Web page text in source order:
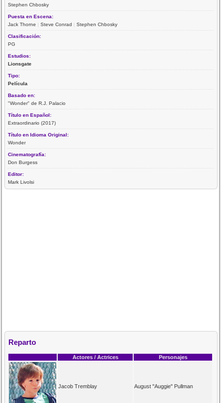
Stephen Chbosky
Puesta en Escena:
Jack Thorne |Steve Conrad |Stephen Chbosky
Clasificación:
PG
Estudios:
Lionsgate
Tipo:
Película
Basado en:
"Wonder" de R.J. Palacio
Título en Español:
Extraordinario (2017)
Título en Idioma Original:
Wonder
Cinematografía:
Don Burgess
Editor:
Mark Livolsi
Reparto
Actores / Actrices Personajes
Jacob Tremblay August "Auggie" Pullman